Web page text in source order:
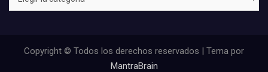
Copyright © Todos los derechos reservados | Tema por
MantraBrain